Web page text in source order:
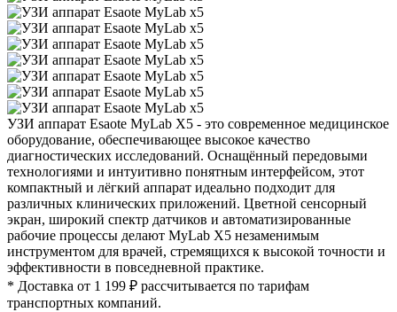
УЗИ аппарат Esaote MyLab X5 - это современное медицинское
оборудование, обеспечивающее высокое качество
диагностических исследований. Оснащённый передовыми
технологиями и интуитивно понятным интерфейсом, этот
компактный и лёгкий аппарат идеально подходит для
различных клинических приложений. Цветной сенсорный
экран, широкий спектр датчиков и автоматизированные
рабочие процессы делают MyLab X5 незаменимым
инструментом для врачей, стремящихся к высокой точности и
эффективности в повседневной практике.
* Доставка от 1 199 ₽ рассчитывается по тарифам
транспортных компаний.